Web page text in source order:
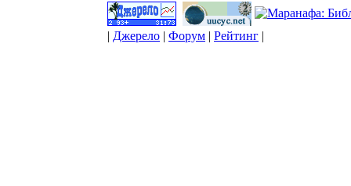
| Джерело | Форум | Рейтинг |